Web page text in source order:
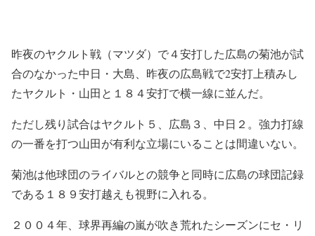
昨夜のヤクルト戦（マツダ）で４安打した広島の菊池が試
合のなかった中日・大島、昨夜の広島戦で2安打上積みし
たヤクルト・山田と１８４安打で横一線に並んだ。
ただし残り試合はヤクルト５、広島３、中日２。強力打線
の一番を打つ山田が有利な立場にいることは間違いない。
菊池は他球団のライバルとの競争と同時に広島の球団記録
である１８９安打越えも視野に入れる。
２００４年、球界再編の嵐が吹き荒れたシーズンにセ・リ